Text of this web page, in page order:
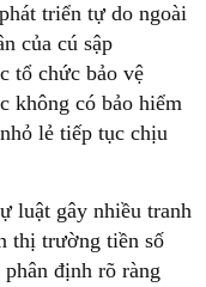
triển tự do ngoài
của cú sập
tổ chức bảo vệ
không có bảo hiểm
lẻ tiếp tục chịu
luật gây nhiều tranh
thị trường tiền số
định rõ ràng